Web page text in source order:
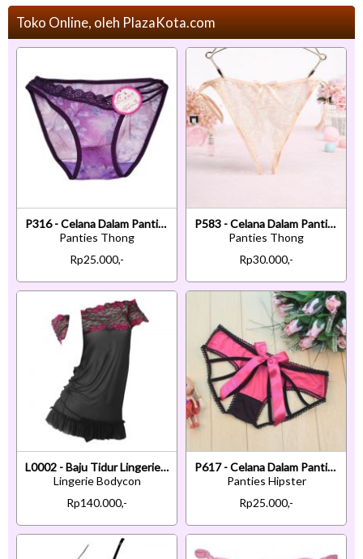
Toko Online, oleh PlazaKota.com
P316 - Celana Dalam Panties Thong Ungu Transparan Tali 3
Panties Thong
Rp25.000,-
P583 - Celana Dalam Panties Thong Krem Transparan Crotchless Ikat Samping
Panties Thong
Rp30.000,-
L0002 - Baju Tidur Lingerie Bodycon Sheath Dress Hitam Transparan Lengan Pendek
Lingerie Bodycon
Rp140.000,-
P617 - Celana Dalam Panties Hipster Magenta Pita Terbuka Belakang
Panties Hipster
Rp25.000,-